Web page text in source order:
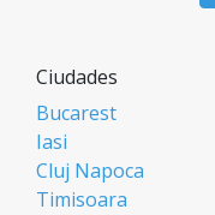
Ciudades
Bucarest
Iasi
Cluj Napoca
Timisoara